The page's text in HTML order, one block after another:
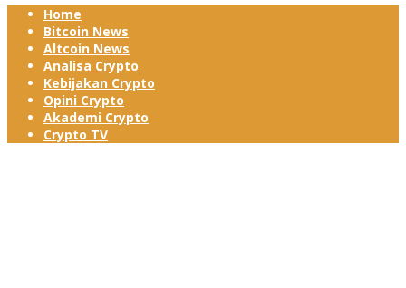
Home
Bitcoin News
Altcoin News
Analisa Crypto
Kebijakan Crypto
Opini Crypto
Akademi Crypto
Crypto TV